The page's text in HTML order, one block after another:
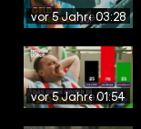
vor 5 Jahren03:28
vor 5 Jahren01:54